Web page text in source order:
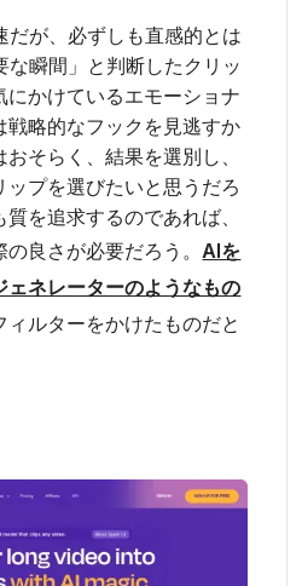
が、必ずしも直感的とは
瞬間」と判断したクリッ
にかけているエモーショナ
戦略的なフックを見逃すか
そらく、結果を選別し、
プを選びたいと思うだろ
を追求するのであれば、
の良さが必要だろう。AIを
ェネレーターのようなもの
ィルターをかけたものだと